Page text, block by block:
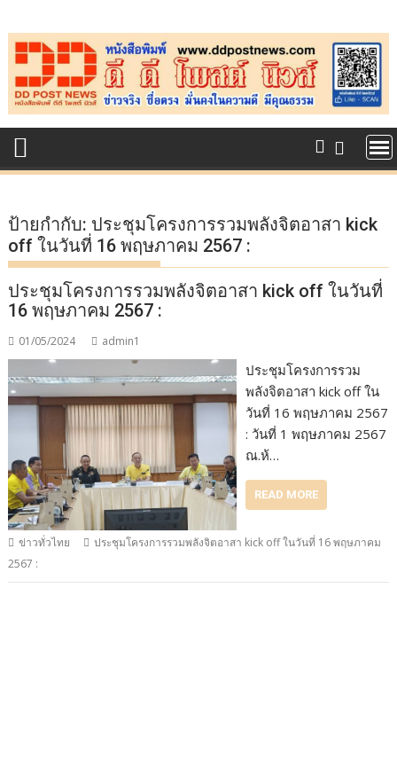
to
content
ป้ายกำกับ: ประชุมโครงการรวมพลังจิตอาสา kick
off ในวันที่ 16 พฤษภาคม 2567 :
ประชุมโครงการรวมพลังจิตอาสา kick off ในวันที่
16 พฤษภาคม 2567 :
01/05/2024 admin1
ประชุมโครงการรวม
พลังจิตอาสา kick off ใน
วันที่ 16 พฤษภาคม 2567
: วันที่ 1 พฤษภาคม 2567
ณ.ห้…
READ MORE
ข่าวทั่วไทย
ประชุมโครงการรวมพลังจิตอาสา kick off ในวันที่ 16 พฤษภาคม
2567 :